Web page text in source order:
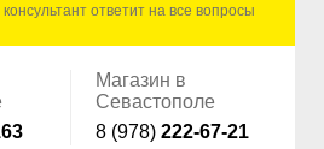
ответит на все вопросы
Магазин в
Севастополе
8 (978) 222-67-21